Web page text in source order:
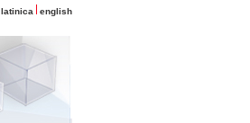
latinica english